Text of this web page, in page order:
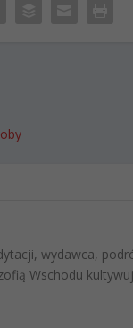
wydawca,
Wschodu